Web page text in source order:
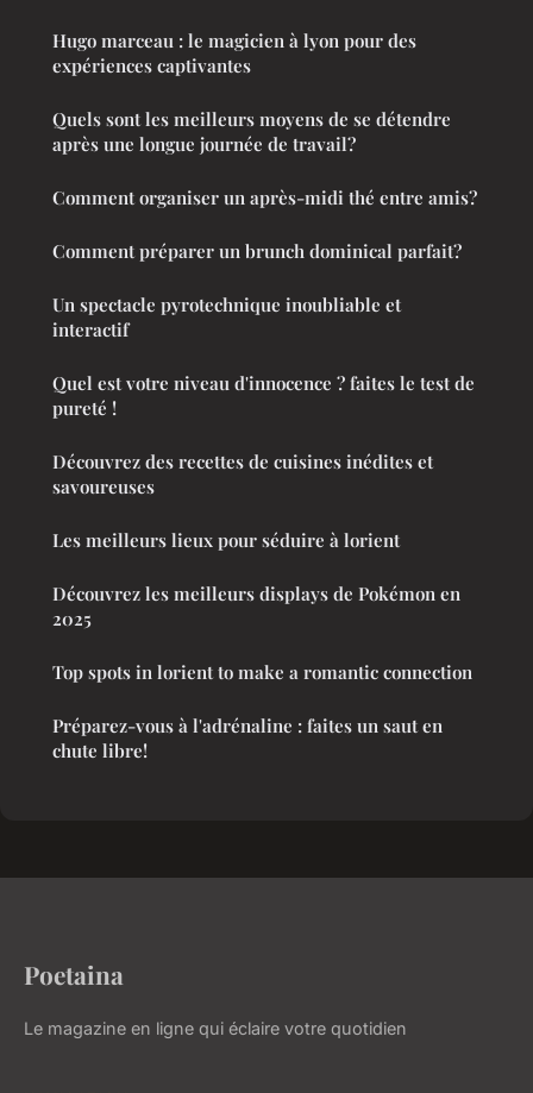
Hugo marceau : le magicien à lyon pour des
expériences captivantes
Quels sont les meilleurs moyens de se détendre
après une longue journée de travail?
Comment organiser un après-midi thé entre amis?
Comment préparer un brunch dominical parfait?
Un spectacle pyrotechnique inoubliable et
interactif
Quel est votre niveau d'innocence ? faites le test de
pureté !
Découvrez des recettes de cuisines inédites et
savoureuses
Les meilleurs lieux pour séduire à lorient
Découvrez les meilleurs displays de Pokémon en
2025
Top spots in lorient to make a romantic connection
Préparez-vous à l'adrénaline : faites un saut en
chute libre!
Poetaina
Le magazine en ligne qui éclaire votre quotidien